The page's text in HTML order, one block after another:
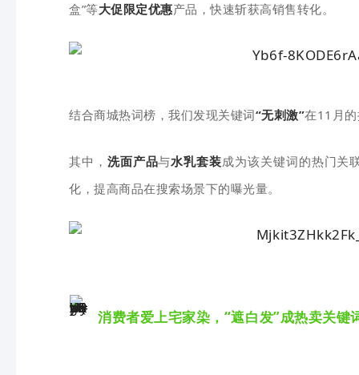
盒”等大促限定优惠产品，快速斩获高销售转化。
结合商城热词榜，我们发现关键词“无刺激”在11月
其中， 洗面产品与水乳套装成为该关键词的热门关
化，提高商品在搜索场景下的曝光量。
消费者爱上宅家染，“遮白发”成热卖关键